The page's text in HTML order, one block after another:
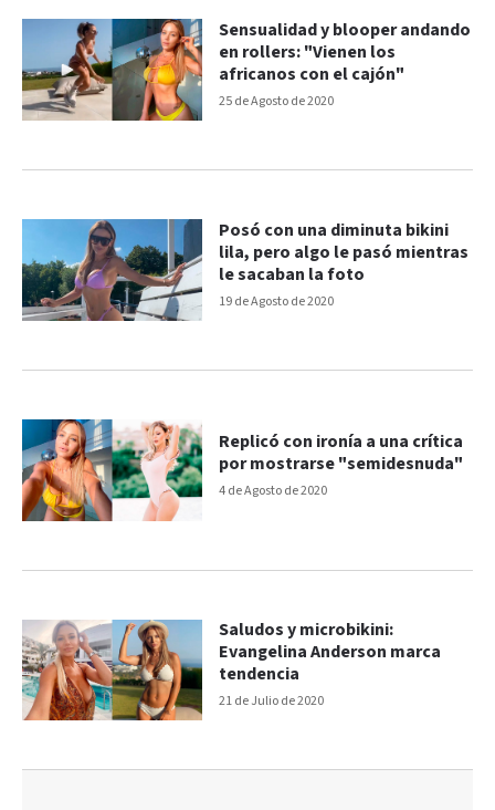
25 de Agosto de 2020
Sensualidad y blooper andando
en rollers: "Vienen los
africanos con el cajón"
19 de Agosto de 2020
Posó con una diminuta bikini
lila, pero algo le pasó mientras
le sacaban la foto
4 de Agosto de 2020
Replicó con ironía a una crítica
por mostrarse "semidesnuda"
21 de Julio de 2020
Saludos y microbikini:
Evangelina Anderson marca
tendencia